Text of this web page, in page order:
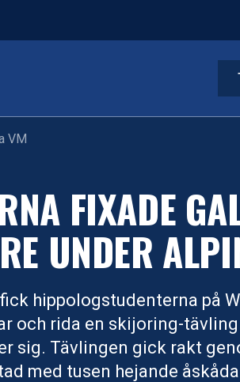
VM
FIXADE
UNDER
hippologstudenterna på
och rida en skijoring-
sig. Tävlingen gick rakt
med tusen hejande